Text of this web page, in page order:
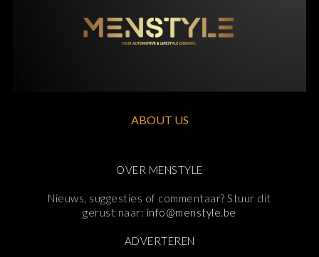
ABOUT US
OVER MENSTYLE
Nieuws, suggesties of commentaar? Stuur dit
gerust naar: info@menstyle.be
ADVERTEREN